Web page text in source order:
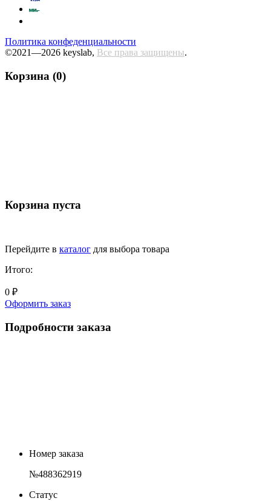
Политика конфеденциальности
©2021—2026 keyslab, Все права защищены.
Корзина (0)
Корзина пуста
Перейдите в каталог для выбора товара
Итого:
0 ₽
Оформить заказ
Подробности заказа
Номер заказа
№488362919
Статус